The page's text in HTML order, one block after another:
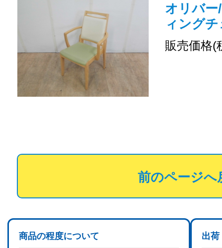
オリバ
ィング
販売価格(
前のページへ
商品の程度について 出荷